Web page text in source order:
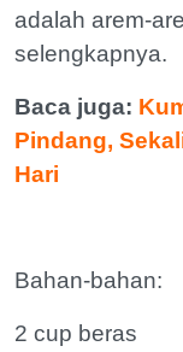
adalah arem-
selengkapnya.
Baca juga:
Pindang,
Hari
Bahan-bahan:
2 cup beras